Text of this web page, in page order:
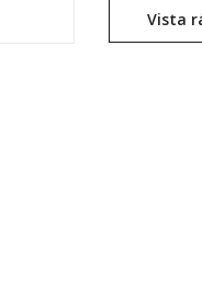
Vista